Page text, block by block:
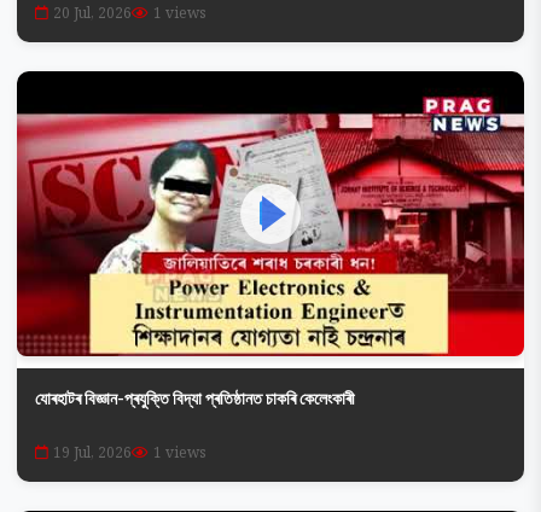
20 Jul, 2026 1 views
যোৰহাটৰ বিজ্ঞান-প্ৰযুক্তি বিদ্যা প্ৰতিষ্ঠানত চাকৰি কেলেংকাৰী
19 Jul, 2026 1 views